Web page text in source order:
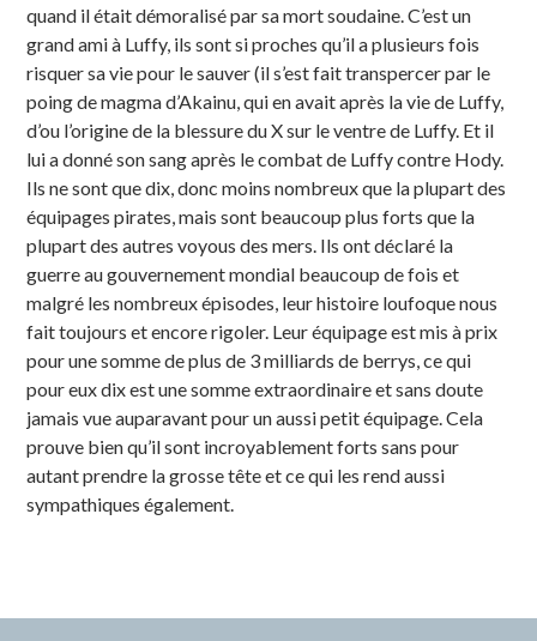
quand il était démoralisé par sa mort soudaine. C’est un
grand ami à Luffy, ils sont si proches qu’il a plusieurs fois
risquer sa vie pour le sauver (il s’est fait transpercer par le
poing de magma d’Akainu, qui en avait après la vie de Luffy,
d’ou l’origine de la blessure du X sur le ventre de Luffy. Et il
lui a donné son sang après le combat de Luffy contre Hody.
Ils ne sont que dix, donc moins nombreux que la plupart des
équipages pirates, mais sont beaucoup plus forts que la
plupart des autres voyous des mers. Ils ont déclaré la
guerre au gouvernement mondial beaucoup de fois et
malgré les nombreux épisodes, leur histoire loufoque nous
fait toujours et encore rigoler. Leur équipage est mis à prix
pour une somme de plus de 3 milliards de berrys, ce qui
pour eux dix est une somme extraordinaire et sans doute
jamais vue auparavant pour un aussi petit équipage. Cela
prouve bien qu’il sont incroyablement forts sans pour
autant prendre la grosse tête et ce qui les rend aussi
sympathiques également.